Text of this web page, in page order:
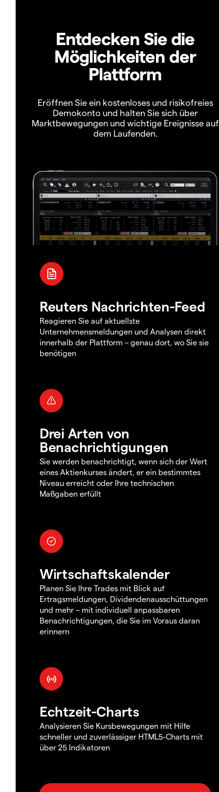
Entdecken Sie die
Möglichkeiten der
Plattform
Eröffnen Sie ein kostenloses und risikofreies
Demokonto und halten Sie sich über
Marktbewegungen und wichtige Ereignisse auf
dem Laufenden.
Reuters Nachrichten-Feed
Reagieren Sie auf aktuellste
Unternehmensmeldungen und Analysen direkt
innerhalb der Plattform – genau dort, wo Sie sie
benötigen
Drei Arten von
Benachrichtigungen
Sie werden benachrichtigt, wenn sich der Wert
eines Aktienkurses ändert, er ein bestimmtes
Niveau erreicht oder Ihre technischen
Maßgaben erfüllt
Wirtschaftskalender
Planen Sie Ihre Trades mit Blick auf
Ertragsmeldungen, Dividendenausschüttungen
und mehr – mit individuell anpassbaren
Benachrichtigungen, die Sie im Voraus daran
erinnern
Echtzeit-Charts
Analysieren Sie Kursbewegungen mit Hilfe
schneller und zuverlässiger HTML5-Charts mit
über 25 Indikatoren